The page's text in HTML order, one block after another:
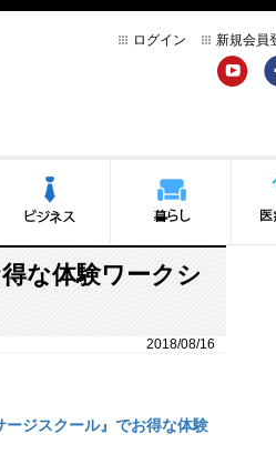
ログイン 新規会員
医療
な体験ワークシ
2018/08/16
ジスクール』でお得な体験